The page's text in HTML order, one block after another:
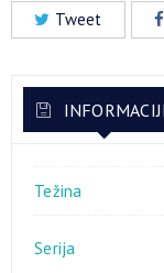
Tweet
Težina
Serija